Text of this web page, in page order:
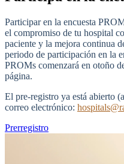
Participar en la encuesta
el compromiso de tu hospital
paciente y la mejora continua
periodo de participación en la
PROMs comenzará en otoño
página.
El pre-registro ya está abierto
correo electrónico:
Prerregistro